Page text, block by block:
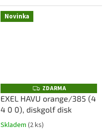
Novinka
Z
D
A
R
M
A
ZDARMA
EXEL HAVU orange/385 (4
4 0 0), diskgolf disk
Skladem (2 ks)